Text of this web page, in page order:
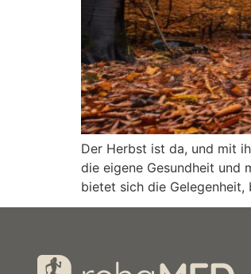
Der Herbst ist da, und mit
die eigene Gesundheit und
bietet sich die